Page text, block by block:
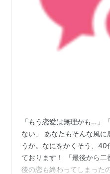
「もう恋愛は無理かも…」
ない」 あなたもそんな風に
うか。なにをかくそう、40
ております！ 「最後から
後の恋も終わってしまった